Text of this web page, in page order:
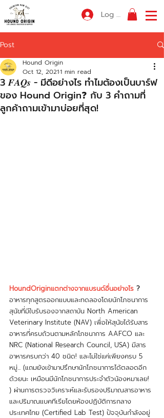
Log In
Post
3 𝑭𝑨𝑸𝒔 - มีดีอย่างไร ทำไมต้องเป็นบาร์ฟ
ของ Hound Origin❓ กับ 3 คำถามที่
ลูกค้าถามเข้ามาบ่อยที่สุด!
Hound Origin
Oct 12, 20211 min read
HoundOriginแตกต่างจากแบรนด์อื่นอย่างไร ?
อาหารทุกสูตรออกแบบและทดลองโดยนักโภชนาการ
สุนัขที่มีใบรับรองจากสถาบัน North American
Veterinary Institute (NAV) เพื่อให้สุนัขได้รับสาร
อาหารที่ครบถ้วนตามหลักโภชนาการ AAFCO และ
NRC (National Research Council, USA) มีสาร
อาหารครบกว่า 40 ชนิด! และไม่ใช่แค่เพียงครบ 5
หมู่... (แถมยังเข้ามาปรึกษานักโภชนาการได้ตลอดอีก
ด้วยนะ เหมือนมีนักโภชนาการประจำตัวน้องหมาเลย!
) ผ่านการตรวจวิเคราะห์และรับรองปริมาณสารอาหาร
และปริมาณแบคทีเรียโดยห้องปฏิบัติการกลาง
ประเทศไทย (Certified Lab Test) ปัจจุบันกำลังอยู่